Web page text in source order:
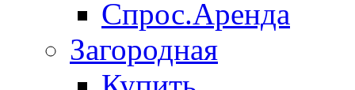
Спрос.Аренда
Загородная